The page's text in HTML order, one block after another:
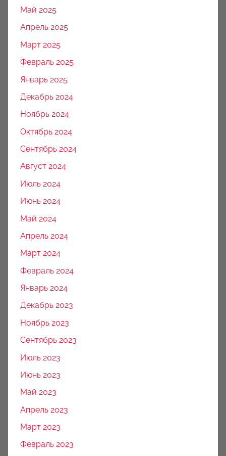
Май 2025
Апрель 2025
Март 2025
Февраль 2025
Январь 2025
Декабрь 2024
Ноябрь 2024
Октябрь 2024
Сентябрь 2024
Август 2024
Июль 2024
Июнь 2024
Май 2024
Апрель 2024
Март 2024
Февраль 2024
Январь 2024
Декабрь 2023
Ноябрь 2023
Сентябрь 2023
Июль 2023
Июнь 2023
Май 2023
Апрель 2023
Март 2023
Февраль 2023